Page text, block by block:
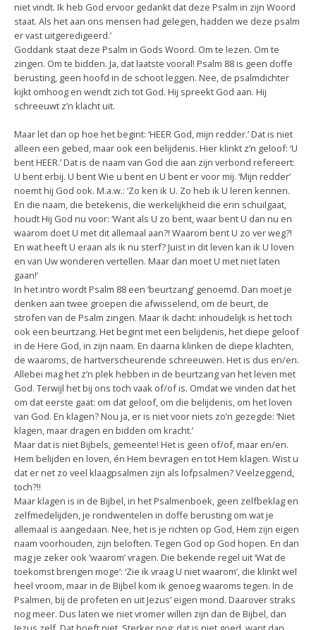
niet vindt. Ik heb God ervoor gedankt dat deze Psalm in zijn Woord
staat. Als het aan ons mensen had gelegen, hadden we deze psalm
er vast uitgeredigeerd.’
Goddank staat deze Psalm in Gods Woord. Om te lezen. Om te
zingen. Om te bidden. Ja, dat laatste vooral! Psalm 88 is geen doffe
berusting, geen hoofd in de schoot leggen. Nee, de psalmdichter
kijkt omhoog en wendt zich tot God. Hij spreekt God aan. Hij
schreeuwt z’n klacht uit.
Maar let dan op hoe het begint: ‘HEER God, mijn redder.’ Dat is niet
alleen een gebed, maar ook een belijdenis. Hier klinkt z’n geloof: ‘U
bent HEER.’ Dat is de naam van God die aan zijn verbond refereert:
U bent erbij. U bent Wie u bent en U bent er voor mij. ‘Mijn redder’
noemt hij God ook. M.a.w.: ‘Zo ken ik U. Zo heb ik U leren kennen.
En die naam, die betekenis, die werkelijkheid die erin schuilgaat,
houdt Hij God nu voor: ‘Want als U zo bent, waar bent U dan nu en
waarom doet U met dit allemaal aan?! Waarom bent U zo ver weg?!
En wat heeft U eraan als ik nu sterf? Juist in dit leven kan ik U loven
en van Uw wonderen vertellen. Maar dan moet U met niet laten
gaan!’
In het intro wordt Psalm 88 een ‘beurtzang’ genoemd. Dan moet je
denken aan twee groepen die afwisselend, om de beurt, de
strofen van de Psalm zingen. Maar ik dacht: inhoudelijk is het toch
ook een beurtzang. Het begint met een belijdenis, het diepe geloof
in de Here God, in zijn naam. En daarna klinken de diepe klachten,
de waaroms, de hartverscheurende schreeuwen. Het is dus en/en.
Allebei mag het z’n plek hebben in de beurtzang van het leven met
God. Terwijl het bij ons toch vaak of/of is. Omdat we vinden dat het
om dat eerste gaat: om dat geloof, om die belijdenis, om het loven
van God. En klagen? Nou ja, er is niet voor niets zo’n gezegde: ‘Niet
klagen, maar dragen en bidden om kracht.’
Maar dat is niet Bijbels, gemeente! Het is geen of/of, maar en/en.
Hem belijden en loven, én Hem bevragen en tot Hem klagen. Wist u
dat er net zo veel klaagpsalmen zijn als lofpsalmen? Veelzeggend,
toch?!!
Maar klagen is in de Bijbel, in het Psalmenboek, geen zelfbeklag en
zelfmedelijden, je rondwentelen in doffe berusting om wat je
allemaal is aangedaan. Nee, het is je richten op God, Hem zijn eigen
naam voorhouden, zijn beloften. Tegen God op God hopen. En dan
mag je zeker ook ‘waarom’ vragen. Die bekende regel uit ‘Wat de
toekomst brengen moge’: ‘Zie ik vraag U niet waarom’, die klinkt wel
heel vroom, maar in de Bijbel kom ik genoeg waaroms tegen. In de
Psalmen, bij de profeten en uit Jezus’ eigen mond. Daarover straks
nog meer. Dus laten we niet vromer willen zijn dan de Bijbel, dan